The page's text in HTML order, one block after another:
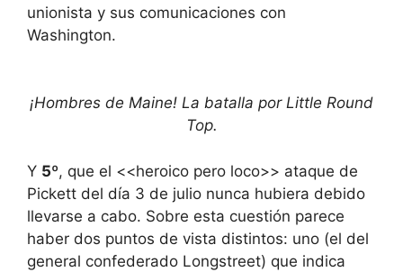
unionista y sus comunicaciones con
Washington.
¡Hombres de Maine! La batalla por Little Round
Top.
Y 5º, que el <<heroico pero loco>> ataque de
Pickett del día 3 de julio nunca hubiera debido
llevarse a cabo. Sobre esta cuestión parece
haber dos puntos de vista distintos: uno (el del
general confederado Longstreet) que indica